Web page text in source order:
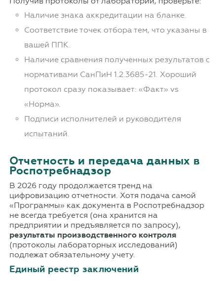
Наличие знака аккредитации на бланке.
Соответствие точек отбора тем, что указаны в
вашей ППК.
Наличие сравнения полученных результатов с
нормативами СанПиН 1.2.3685-21. Хороший
протокол сразу показывает: «Факт» vs
«Норма».
Подписи исполнителей и руководителя
испытаний.
Отчетность и передача данных в
Роспотребнадзор
В 2026 году продолжается тренд на
цифровизацию отчетности. Хотя подача самой
«Программы» как документа в Роспотребнадзор
не всегда требуется (она хранится на
предприятии и предъявляется по запросу),
результаты производственного контроля
(протоколы лабораторных исследований)
подлежат обязательному учету.
Единый реестр заключений